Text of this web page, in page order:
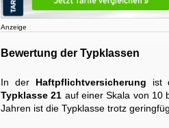
Anzeige
Bewertung der Typklassen
In der Haftpflichtversicherung ist
Typklasse 21 auf einer Skala von 10
Jahren ist die Typklasse trotz